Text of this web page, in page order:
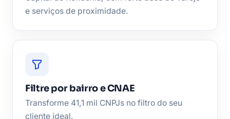
e serviços de proximidade.
Filtre por bairro e CNAE
Transforme 41,1 mil CNPJs no filtro do seu
cliente ideal.